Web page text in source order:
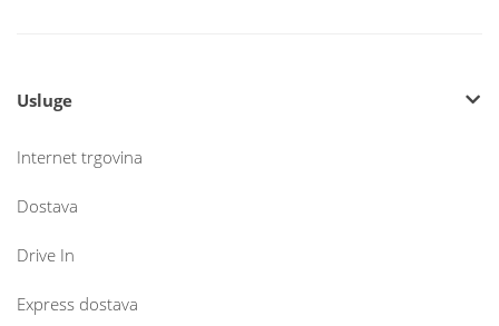
Usluge
Internet trgovina
Dostava
Drive In
Express dostava